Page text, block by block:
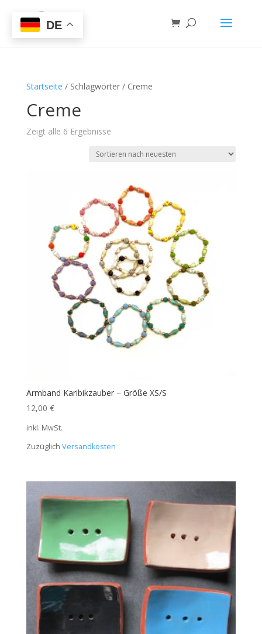
Startseite / Schlagwörter / Creme
Creme
Zeigt alle 6 Ergebnisse
Armband Karibikzauber – Größe XS/S
12,00 €
inkl. MwSt.
Zuzüglich Versandkosten
DE